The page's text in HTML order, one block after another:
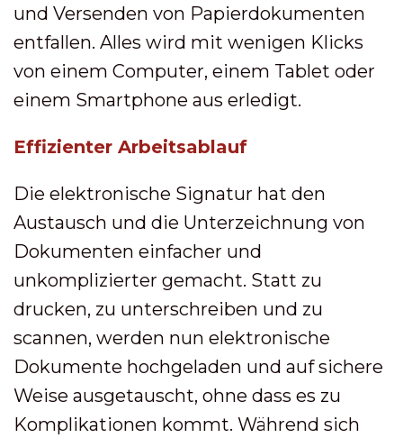
und Versenden von Papierdokumenten
entfallen. Alles wird mit wenigen Klicks
von einem Computer, einem Tablet oder
einem Smartphone aus erledigt.
Effizienter Arbeitsablauf
Die elektronische Signatur hat den
Austausch und die Unterzeichnung von
Dokumenten einfacher und
unkomplizierter gemacht. Statt zu
drucken, zu unterschreiben und zu
scannen, werden nun elektronische
Dokumente hochgeladen und auf sichere
Weise ausgetauscht, ohne dass es zu
Komplikationen kommt. Während sich